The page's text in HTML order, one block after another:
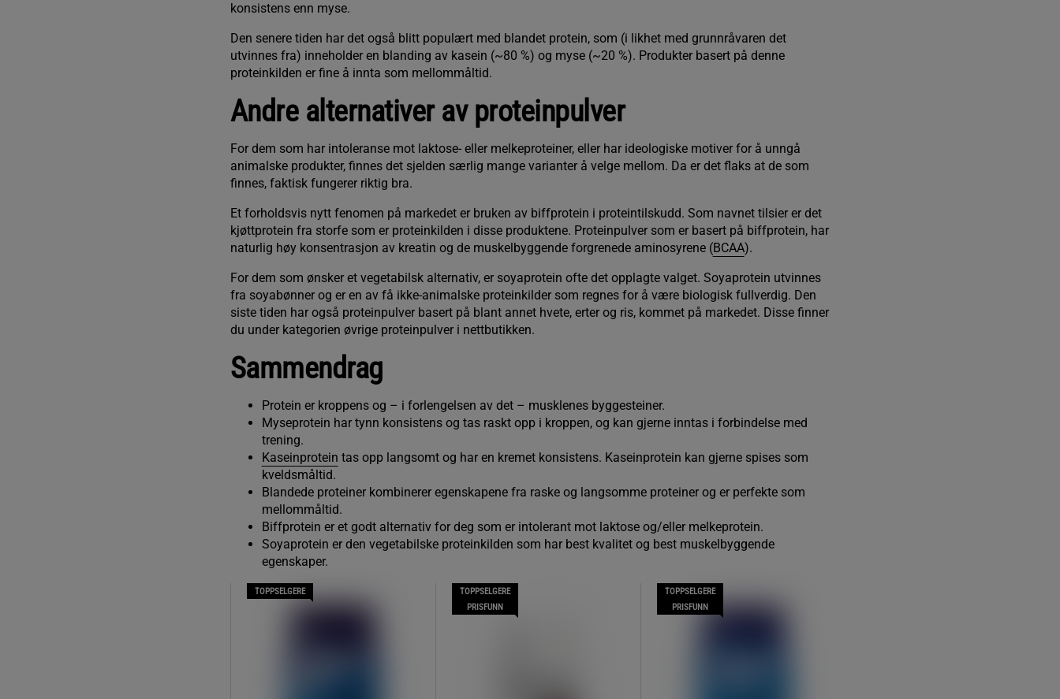
konsistens enn myse.
Den senere tiden har det også blitt populært med blandet protein, som (i likhet med grunnråvaren det
utvinnes fra) inneholder en blanding av kasein (~80 %) og myse (~20 %). Produkter basert på denne
proteinkilden er fine å innta som mellommåltid.
Andre alternativer av proteinpulver
For dem som har intoleranse mot laktose- eller melkeproteiner, eller har ideologiske motiver for å unngå
animalske produkter, finnes det sjelden særlig mange varianter å velge mellom. Da er det flaks at de som
finnes, faktisk fungerer riktig bra.
Et forholdsvis nytt fenomen på markedet er bruken av biffprotein i proteintilskudd. Som navnet tilsier er det
kjøttprotein fra storfe som er proteinkilden i disse produktene. Proteinpulver som er basert på biffprotein, har
naturlig høy konsentrasjon av kreatin og de muskelbyggende forgrenede aminosyrene (BCAA).
For dem som ønsker et vegetabilsk alternativ, er soyaprotein ofte det opplagte valget. Soyaprotein utvinnes
fra soyabønner og er en av få ikke-animalske proteinkilder som regnes for å være biologisk fullverdig. Den
siste tiden har også proteinpulver basert på blant annet hvete, erter og ris, kommet på markedet. Disse finner
du under kategorien øvrige proteinpulver i nettbutikken.
Sammendrag
Protein er kroppens og – i forlengelsen av det – musklenes byggesteiner.
Myseprotein har tynn konsistens og tas raskt opp i kroppen, og kan gjerne inntas i forbindelse med
trening.
Kaseinprotein tas opp langsomt og har en kremet konsistens. Kaseinprotein kan gjerne spises som
kveldsmåltid.
Blandede proteiner kombinerer egenskapene fra raske og langsomme proteiner og er perfekte som
mellommåltid.
Biffprotein er et godt alternativ for deg som er intolerant mot laktose og/eller melkeprotein.
Soyaprotein er den vegetabilske proteinkilden som har best kvalitet og best muskelbyggende
egenskaper.
TOPPSELGERE
TOPPSELGERE
PRISFUNN
TOPPSELGERE
PRISFUNN